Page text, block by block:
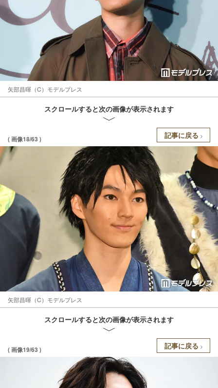
矢部昌暉（C）モデルプレス
スクロールすると次の画像が表示されます
( 画像18/63 ) 記事に戻る
矢部昌暉（C）モデルプレス
スクロールすると次の画像が表示されます
( 画像19/63 ) 記事に戻る